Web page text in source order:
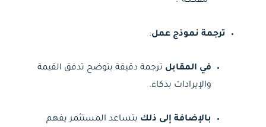
ترجمة نموذج عمل:
في المقابل ترجمة دقيقة بتوضح تدفق القيمة
والإيرادات بذكاء.
بالإضافة إلى ذلك بتساعد المستثمر يفهم